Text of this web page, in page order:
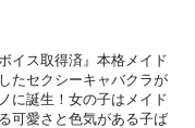
ボイス取得済』本格メイド
たセクシーキャバクラが
に誕生！女の子はメイド
可愛さと色気がある子ば